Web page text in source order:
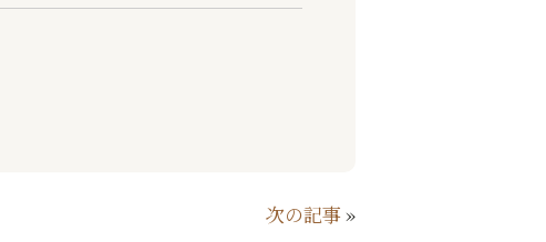
次の記事»